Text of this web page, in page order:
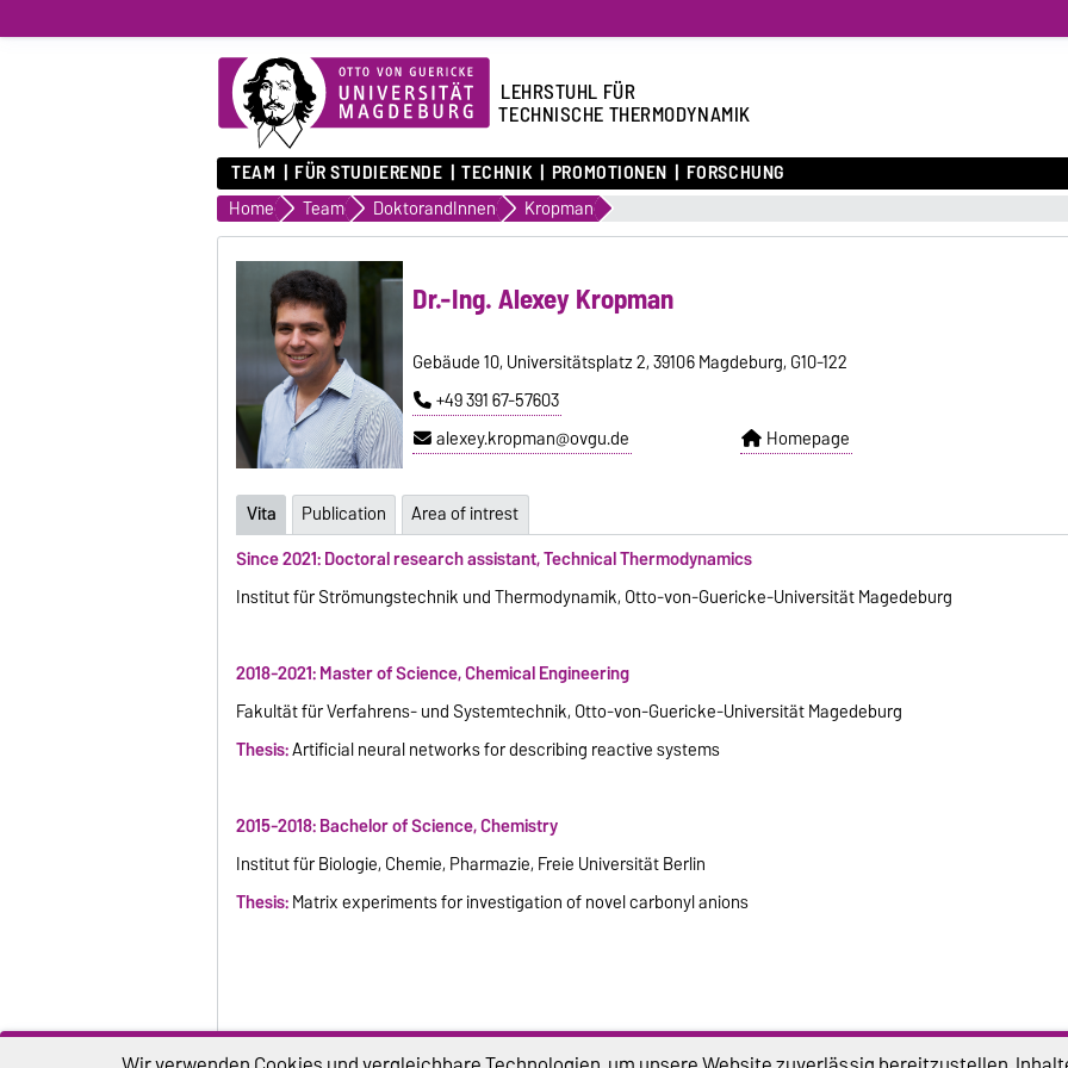
LEHRSTUHL FÜR
TECHNISCHE THERMODYNAMIK
TEAM FÜR STUDIERENDE TECHNIK PROMOTIONEN FORSCHUNG
Home Team DoktorandInnen Kropman
Dr.-Ing. Alexey Kropman
Gebäude 10, Universitätsplatz 2, 39106 Magdeburg, G10-122
+49 391 67-57603
alexey.kropman@ovgu.de
Homepage
Vita Publication
Area of intrest
Since 2021: Doctoral research assistant, Technical Thermodynamics
Institut für Strömungstechnik und Thermodynamik, Otto-von-Guericke-Universität Magedeburg
2018-2021: Master of Science, Chemical Engineering
Fakultät für Verfahrens- und Systemtechnik, Otto-von-Guericke-Universität Magedeburg
Thesis:Artificial neural networks for describing reactive systems
2015-2018: Bachelor of Science, Chemistry
Institut für Biologie, Chemie, Pharmazie, Freie Universität Berlin
Thesis:Matrix experiments for investigation of novel carbonyl anions